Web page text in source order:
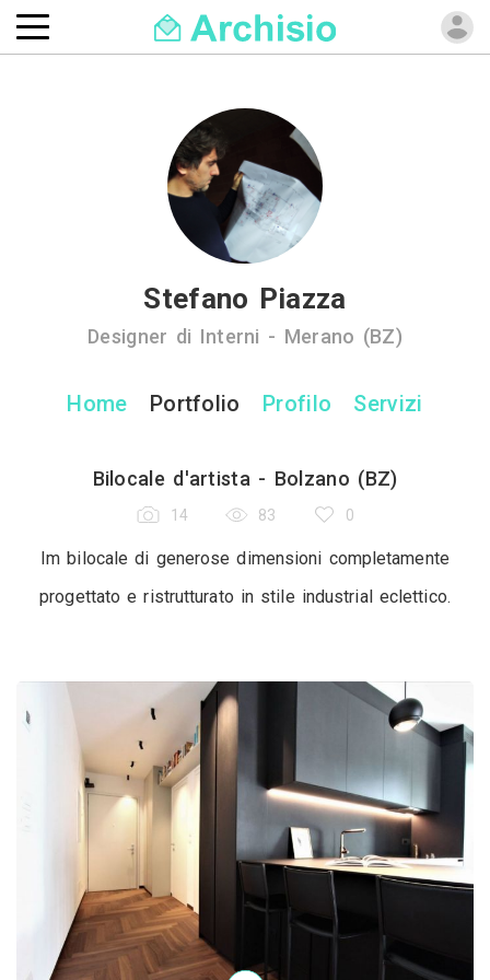
Stefano Piazza
Designer di Interni - Merano (BZ)
Home Portfolio Profilo Servizi
Bilocale d'artista - Bolzano (BZ)
14 83 0
Im bilocale di generose dimensioni completamente
progettato e ristrutturato in stile industrial eclettico.